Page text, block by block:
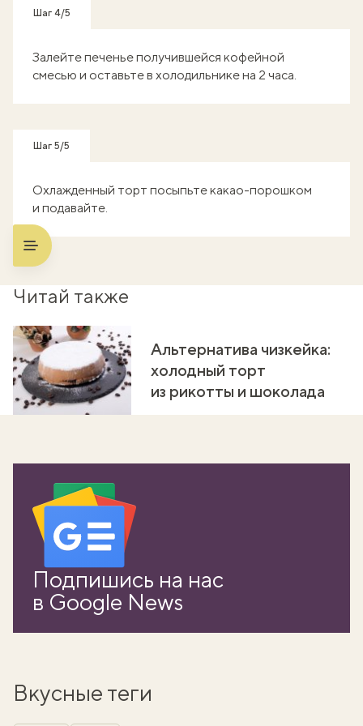
Шаг 4/5
Залейте печенье получившейся кофейной
смесью и оставьте в холодильнике на 2 часа.
Шаг 5/5
Охлажденный торт посыпьте какао-порошком
и подавайте.
Читай также
Альтернатива чизкейка:
холодный торт
из рикотты и шоколада
Подпишись на нас
в Google News
Вкусные теги